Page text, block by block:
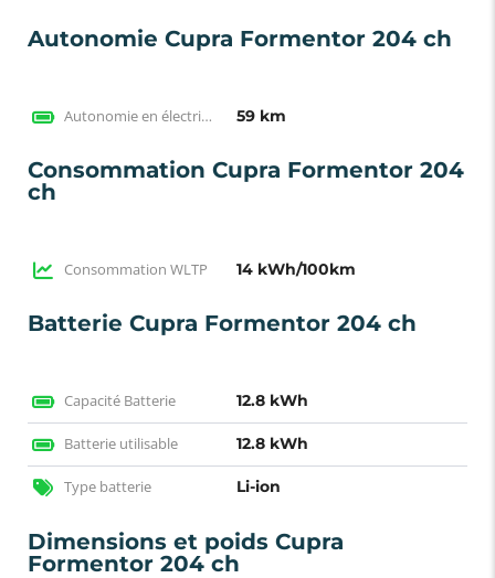
Autonomie Cupra Formentor 204 ch
Autonomie en électrique WLTP 59 km
Consommation Cupra Formentor 204
ch
Consommation WLTP 14 kWh/100km
Batterie Cupra Formentor 204 ch
Capacité Batterie 12.8 kWh
Batterie utilisable 12.8 kWh
Type batterie Li-ion
Dimensions et poids Cupra
Formentor 204 ch